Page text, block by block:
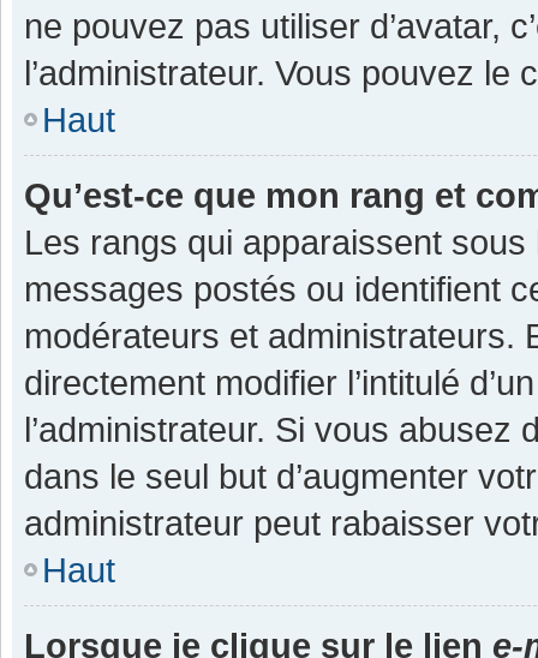
ne pouvez pas utiliser d’avatar,
l’administrateur. Vous pouvez
Haut
Qu’est-ce que mon rang et
Les rangs qui apparaissent
messages postés ou identifient
modérateurs et administrateurs.
directement modifier l’intitulé
l’administrateur. Si vous
dans le seul but d’augmenter
administrateur peut rabaisser
Haut
Lorsque je clique sur le lien e-